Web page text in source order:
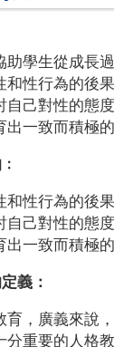
助學生從成長
和性行為的後
自己對性的態
出一致而積極
和性行為的後
自己對性的態
出一致而積極
義：
育，廣義來說
分重要的人格